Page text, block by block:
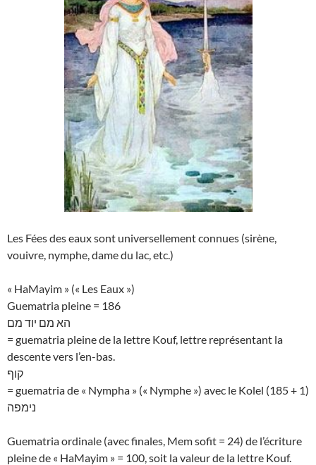
Les Fées des eaux sont universellement connues (sirène,
vouivre, nymphe, dame du lac, etc.)
« HaMayim » (« Les Eaux »)
Guematria pleine = 186
הא מם יוד מם
= guematria pleine de la lettre Kouf, lettre représentant la
descente vers l’en-bas.
קוף
= guematria de « Nympha » (« Nymphe ») avec le Kolel (185 + 1)
נימפה
Guematria ordinale (avec finales, Mem sofit = 24) de l’écriture
pleine de « HaMayim » = 100, soit la valeur de la lettre Kouf.